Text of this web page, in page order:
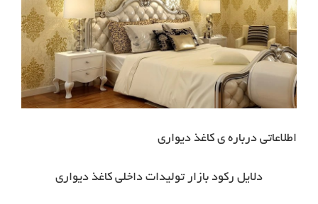
اطلاعاتی درباره ی کاغذ دیواری
دلایل رکود بازار تولیدات داخلی کاغذ دیواری